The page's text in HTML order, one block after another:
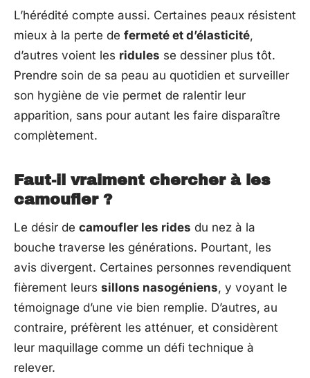
L’hérédité compte aussi. Certaines peaux résistent
mieux à la perte de fermeté et d’élasticité,
d’autres voient les ridules se dessiner plus tôt.
Prendre soin de sa peau au quotidien et surveiller
son hygiène de vie permet de ralentir leur
apparition, sans pour autant les faire disparaître
complètement.
Faut-il vraiment chercher à les
camoufler ?
Le désir de camoufler les rides du nez à la
bouche traverse les générations. Pourtant, les
avis divergent. Certaines personnes revendiquent
fièrement leurs sillons nasogéniens, y voyant le
témoignage d’une vie bien remplie. D’autres, au
contraire, préfèrent les atténuer, et considèrent
leur maquillage comme un défi technique à
relever.